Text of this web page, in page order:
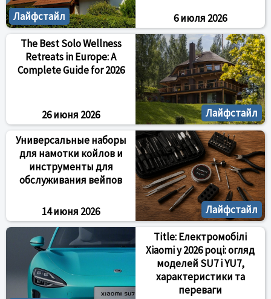
Лайфстайл 6 июля 2026
Лайфстайл
The Best Solo Wellness
Retreats in Europe: A
Complete Guide for 2026
26 июня 2026
Лайфстайл
Универсальные наборы
для намотки койлов и
инструменты для
обслуживания вейпов
14 июня 2026
Title: Електромобілі
Xiaomi у 2026 році: огляд
моделей SU7 і YU7,
характеристики та
переваги